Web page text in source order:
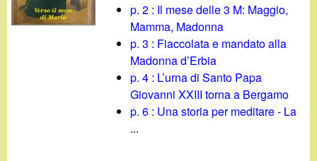
p. 2 : Il mese delle 3 M: Maggio,
Mamma, Madonna
p. 3 : Fiaccolata e mandato alla
Madonna d’Erbia
p. 4 : L’urna di Santo Papa
Giovanni XXIII torna a Bergamo
p. 6 : Una storia per meditare - La
...